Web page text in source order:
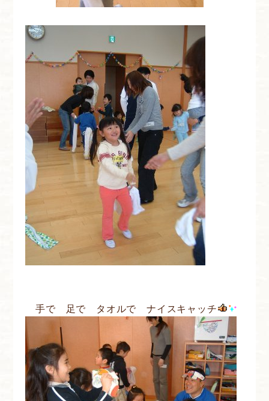
手で 足で タオルで ナイスキャッチ